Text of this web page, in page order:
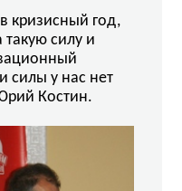
кризисный год,
силу и
силы у нас нет
Костин.